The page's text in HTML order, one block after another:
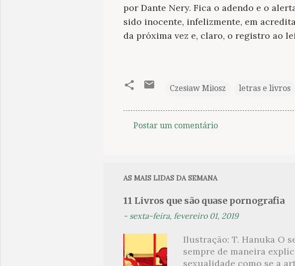
por Dante Nery. Fica o adendo e o
sido inocente, infelizmente, em
da próxima vez e, claro, o registro ao
Czesław Miłosz letras e livros
e
t
á
r
o
Postar um comentário
AS MAIS LIDAS DA SEMANA
11 Livros que são quase pornografia
- sexta-feira, fevereiro 01, 2019
Ilustração: T. Hanuka O
sempre de maneira
sexualidade como se a